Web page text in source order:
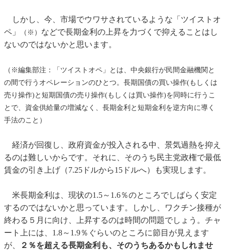
しかし、今、市場でウワサされているような「ツイストオ
ペ」
（※） などで長期金利の上昇を力づくで抑えることはし
ないのではないかと思います。
（※編集部注：「ツイストオペ」とは、中央銀行が民間金融機関と
の間で行うオペレーションのひとつ。長期国債の買い操作(もしくは
売り操作)と短期国債の売り操作(もしくは買い操作)を同時に行うこ
とで、資金供給量の増減なく、長期金利と短期金利を逆方向に導く
手法のこと）
経済が回復し、政府資金が投入される中、景気過熱を抑え
るのは難しいからです。それに、そのうち民主党政権で最低
賃金の引き上げ（7.25ドルから15ドルへ）も実現します。
米長期金利は、現状の1.5～1.6％のところでしばらく安定
するのではないかと思っています。しかし、ワクチン接種が
終わる５月に向け、上昇するのは時間の問題でしょう。チャ
ート上には、1.8～1.9％ぐらいのところに節目が見えます
が、
２％を超える長期金利も、そのうちあるかもしれませ